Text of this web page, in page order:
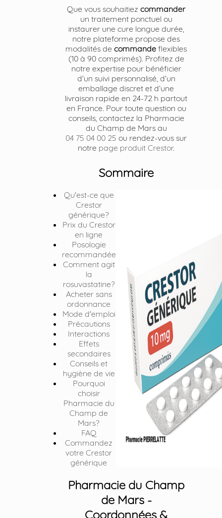
Que vous souhaitiezcommander
un traitement ponctuel ou
instaurer une cure longue durée,
notre plateforme propose des
modalités decommande flexibles
(10 à 90 comprimés). Profitez de
notre expertise pour bénéficier
d’un suivi personnalisé, d’un
emballage discret et d’une
livraison rapide en 24-72 h partout
en France. Pour toute question ou
conseils, contactez la Pharmacie
du Champ de Mars au
04 75 04 00 25 ou rendez-vous sur
notre page produit Crestor.
Sommaire
Qu'est-ce que
Crestor
générique?
Prix du Crestor
en ligne
Posologie
recommandée
Comment agit
la
rosuvastatine?
Acheter sans
ordonnance
Mode d'emploi
Précautions
Interactions
Effets
secondaires
Conseils et
hygiène de vie
Pourquoi
choisir
Pharmacie du
Champ de
Mars?
FAQ
Commandez
votre Crestor
générique
Pharmacie du Champ
de Mars -
Coordonnées &